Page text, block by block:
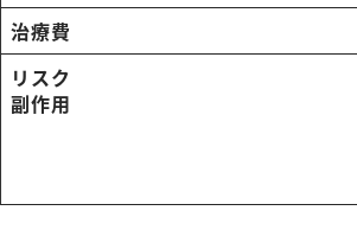
治療費
リスク
副作用